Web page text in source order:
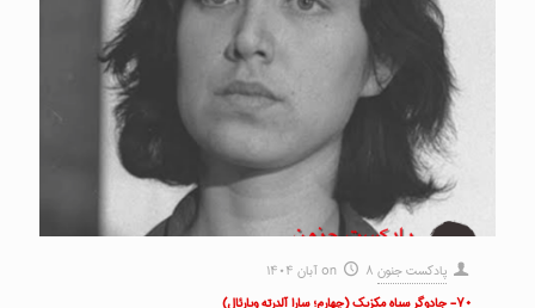
پادکست جنون on
۸ آبان ۱۴۰۴
۷۰- جادوگر سیاه مکزیک (چهارم؛ سارا آلدرته ویارئال)